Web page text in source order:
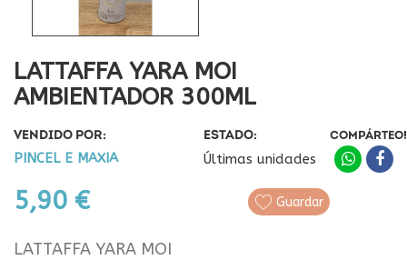
LATTAFFA YARA MOI
AMBIENTADOR 300ML
VENDIDO POR:
PINCEL E MAXIA
ESTADO:
Últimas unidades
5,90 €
COMPÁRTEO!
Guardar
LATTAFFA YARA MOI